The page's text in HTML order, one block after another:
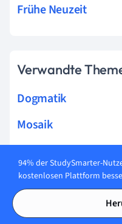
Frühe Neuzeit
Verwandte
Dogmatik
Mosaik
Römische
Römische Provinzen
Griechische
94% der StudySmarter-
kostenlosen Plattform